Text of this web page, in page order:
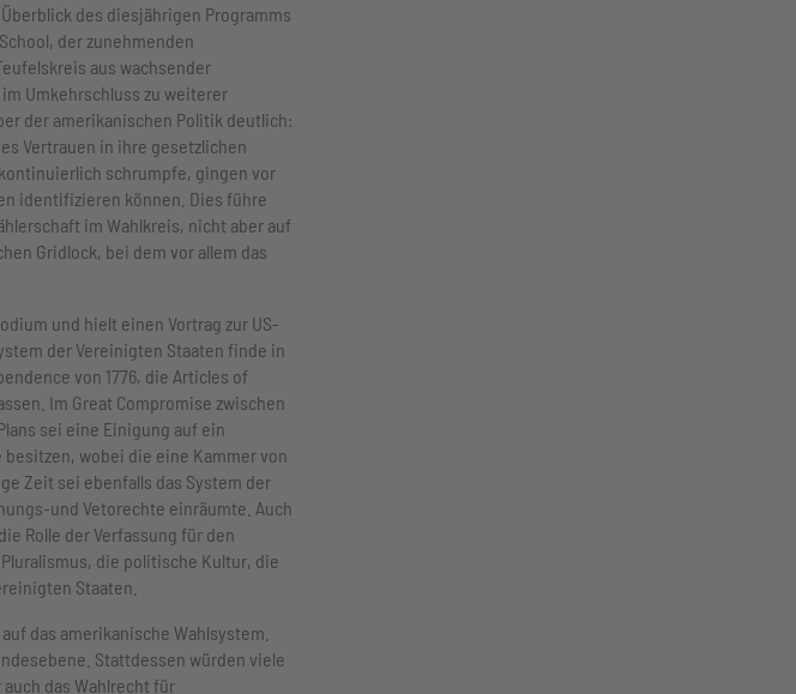
des diesjährigen Programms
der zunehmenden
aus wachsender
Umkehrschluss zu weiterer
der amerikanischen Politik deutlich:
Vertrauen in ihre gesetzlichen
schrumpfe, gingen vor
identifizieren können. Dies führe
im Wahlkreis, nicht aber auf
Gridlock, bei dem vor allem das
und hielt einen Vortrag zur US-
der Vereinigten Staaten finde in
von 1776, die Articles of
Im Great Compromise zwischen
sei eine Einigung auf ein
wobei die eine Kammer von
Zeit sei ebenfalls das System der
und Vetorechte einräumte. Auch
Rolle der Verfassung für den
die politische Kultur, die
Staaten.
das amerikanische Wahlsystem.
Stattdessen würden viele
das Wahlrecht für